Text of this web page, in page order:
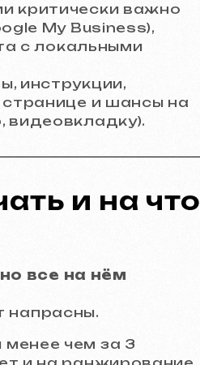
критически важно
My Business),
с локальными
инструкции,
странице и шансы на
видеовкладку).
и на что
все на нём
напрасны.
чем за 3